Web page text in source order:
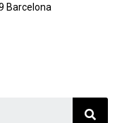
Barcelona